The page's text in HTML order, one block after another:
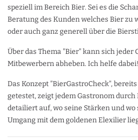
speziell im Bereich Bier. Sei es die
Beratung des Kunden welches Bier zu
oder auch ganz generell über die
Über das Thema "Bier" kann sich jeder
Mitbewerbern abheben. Ich helfe dabei!
Das Konzept "BierGastroCheck",
getestet, zeigt jedem Gastronom durch
detailiert auf, wo seine Stärken und wo
Umgang mit dem goldenen Elexilier